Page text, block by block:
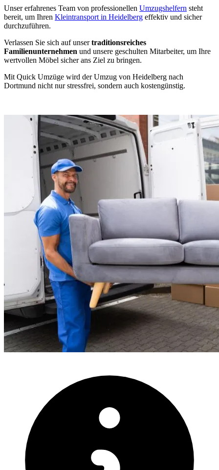
Unser erfahrenes Team von professionellen Umzugshelfern steht
bereit, um Ihren Kleintransport in Heidelberg effektiv und sicher
durchzuführen.
Verlassen Sie sich auf unsertraditionsreiches
Familienunternehmen und unsere geschulten Mitarbeiter, um Ihre
wertvollen Möbel sicher ans Ziel zu bringen.
Mit Quick Umzüge wird der Umzug von Heidelberg nach
Dortmund nicht nur stressfrei, sondern auch kostengünstig.